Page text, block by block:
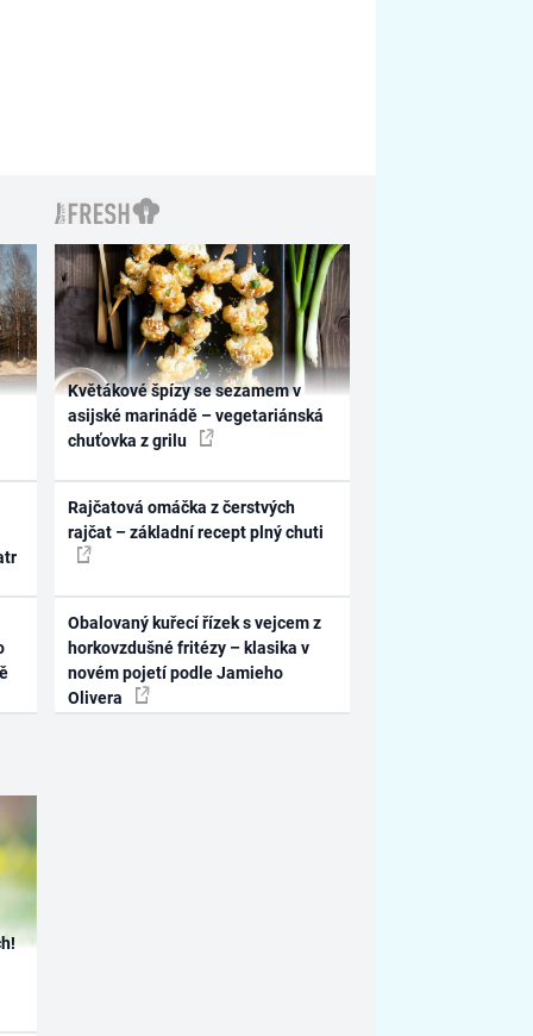
Květákové špízy se sezamem v
asijské marinádě – vegetariánská
chuťovka z grilu
Rajčatová omáčka z čerstvých
rajčat – základní recept plný chuti
Obalovaný kuřecí řízek s vejcem z
horkovzdušné fritézy – klasika v
novém pojetí podle Jamieho
Olivera